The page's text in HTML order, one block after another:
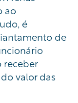
ao
é
de
receber
valor das